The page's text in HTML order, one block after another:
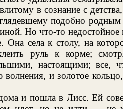
в сознание с
подобно
Но что-то
Она села к столу, на
руль к корме;
настоящими; все,
и золотое
и пошла в Лисс. Ей